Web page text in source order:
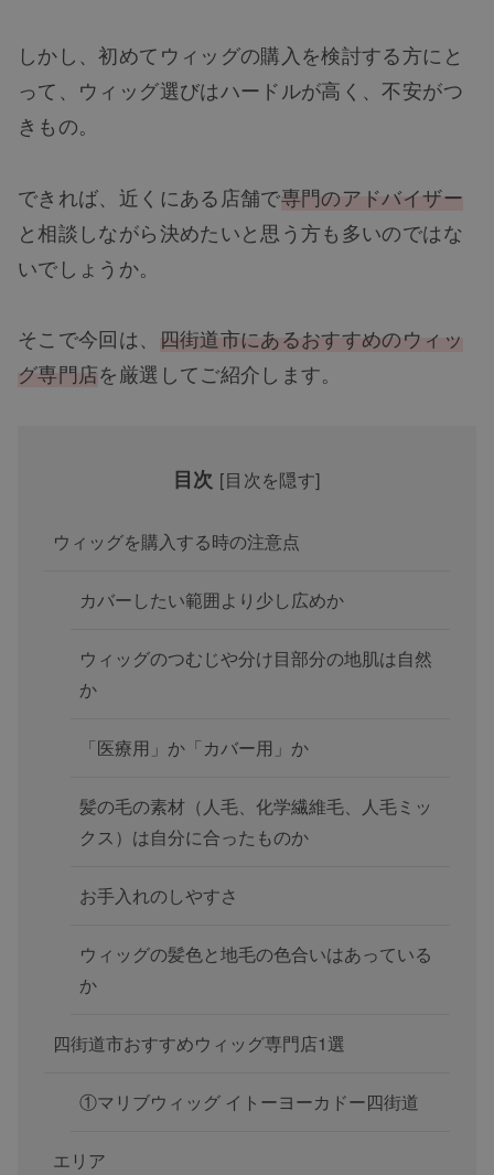
しかし、初めてウィッグの購入を検討する方にと
って、ウィッグ選びはハードルが高く、不安がつ
きもの。
できれば、近くにある店舗で専門のアドバイザー
と相談しながら決めたいと思う方も多いのではな
いでしょうか。
そこで今回は、 四街道市にあるおすすめのウィッ
グ専門店を厳選してご紹介します。
目次 [目次を隠す]
ウィッグを購入する時の注意点
カバーしたい範囲より少し広めか
ウィッグのつむじや分け目部分の地肌は自然
か
「医療用」か「カバー用」か
髪の毛の素材（人毛、化学繊維毛、人毛ミッ
クス）は自分に合ったものか
お手入れのしやすさ
ウィッグの髪色と地毛の色合いはあっている
か
四街道市おすすめウィッグ専門店1選
①マリブウィッグ イトーヨーカドー四街道
エリア